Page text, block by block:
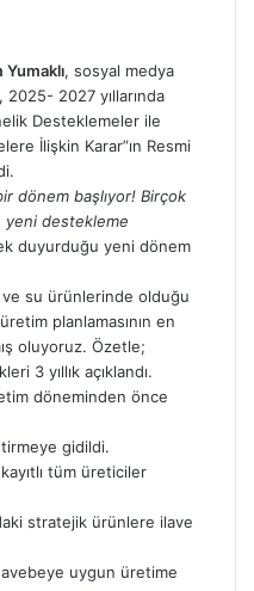
Yumaklı, sosyal medya
2025- 2027 yıllarında
Desteklemeler ile
İlişkin Karar”ın Resmi
dönem başlıyor! Birçok
yeni destekleme
duyurduğu yeni dönem
ve su ürünlerinde olduğu
planlamasının en
oluyoruz. Özetle;
3 yıllık açıklandı.
döneminden önce
gidildi.
tüm üreticiler
stratejik ürünlere ilave
uygun üretime